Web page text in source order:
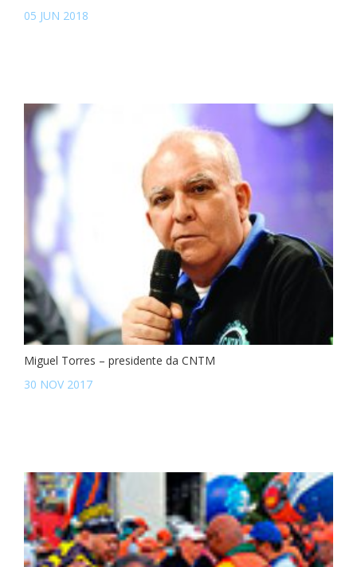
05 JUN 2018
Miguel Torres – presidente da CNTM
30 NOV 2017